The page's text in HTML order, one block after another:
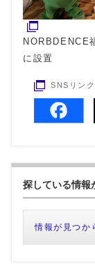
NORBDENCE
に設置
SNSリン
探している情報
情報が見つか